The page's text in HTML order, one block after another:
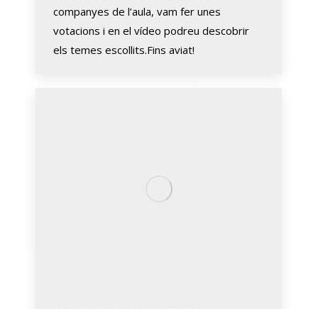
companyes de l’aula, vam fer unes
votacions i en el vídeo podreu descobrir
els temes escollits.Fins aviat!